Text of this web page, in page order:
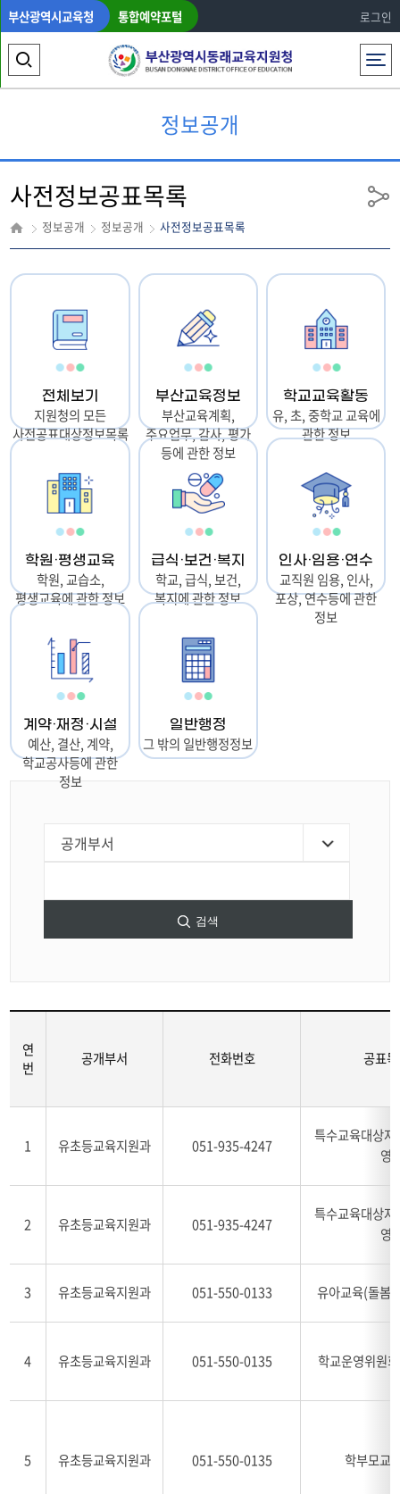
부산광역시교육청 통합예약포털 로그인
전체메뉴
색
역
열
기
정보공개
사전정보공표목록
정보공개 정보공개 사전정보공표목록
공
전체보기
지원청의 모든
사전공표대상정보목록
부산교육정보
부산교육계획,
주요업무, 감사, 평가
등에 관한 정보
학교교육활동
유, 초, 중학교 교육에
관한 정보
학원·평생교육
학원, 교습소,
평생교육에 관한 정보
급식·보건·복지
학교, 급식, 보건,
복지에 관한 정보
인사·임용·연수
교직원 임용, 인사,
포상, 연수등에 관한
정보
계약·재정·시설
예산, 결산, 계약,
학교공사등에 관한
정보
일반행정
그 밖의 일반행정정보
검색
표
연
번
공개부서 전화번호 공표
1 유초등교육지원과 051-935-4247
특수교육대상자
영
2 유초등교육지원과 051-935-4247
특수교육대상자
영
3 유초등교육지원과 051-550-0133 유아교육(돌봄
4 유초등교육지원과 051-550-0135 학교운영위원
5 유초등교육지원과 051-550-0135 학부모교